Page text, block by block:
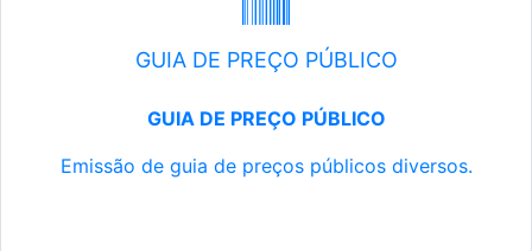
GUIA DE PREÇO PÚBLICO
GUIA DE PREÇO PÚBLICO
Emissão de guia de preços públicos diversos.